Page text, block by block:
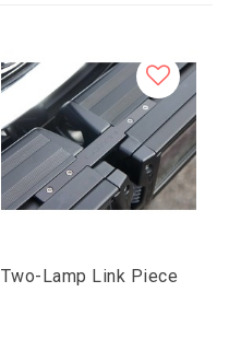
Two-Lamp Link Piece